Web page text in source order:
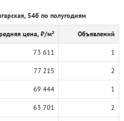
54б по полугодиям
цена, ₽/м² Объявлений
73 611 1
77 215 2
69 444 1
63 701 2